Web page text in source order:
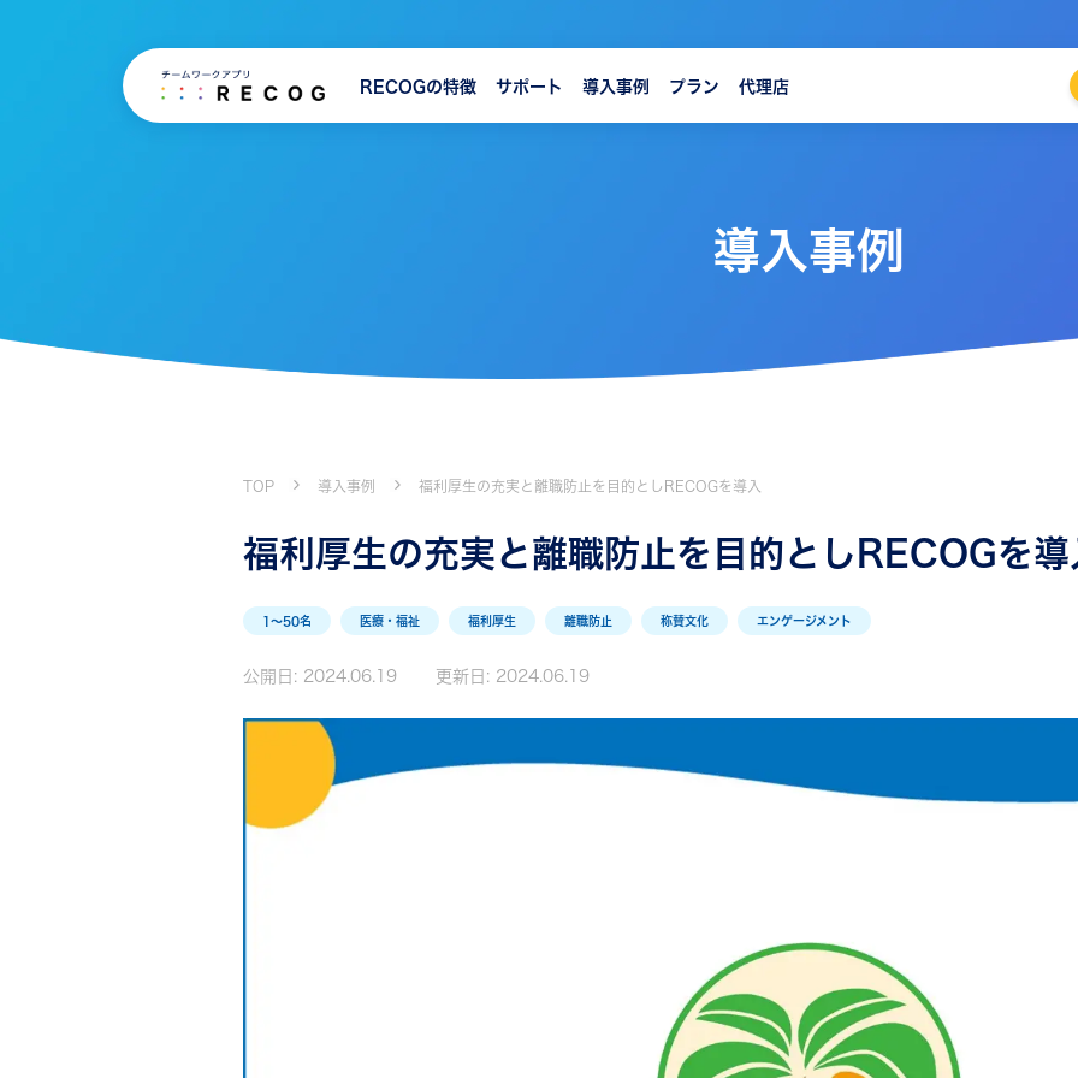
RECOGの特徴 サポート 導入事例 プラン 代理店
導入事例
TOP 導入事例 福利厚生の充実と離職防止を目的としRECOGを導入
福利厚生の充実と離職防止を目的としRECOGを導
1〜50名 医療・福祉 福利厚生 離職防止 称賛文化 エンゲージメント
公開日: 2024.06.19 更新日: 2024.06.19